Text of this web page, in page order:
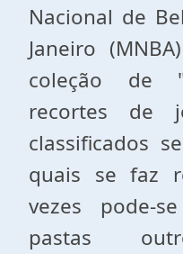
Nacional de
Janeiro
coleção de
recortes de
classificados
quais se faz
vezes pode-
pastas